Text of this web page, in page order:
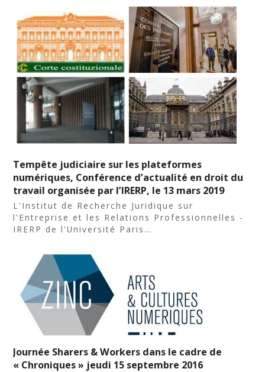
Tempête judiciaire sur les plateformes
numériques, Conférence d’actualité en droit du
travail organisée par l’IRERP, le 13 mars 2019
L'Institut de Recherche Juridique sur
l'Entreprise et les Relations Professionnelles -
IRERP de l'Université Paris…
Journée Sharers & Workers dans le cadre de
« Chroniques » jeudi 15 septembre 2016